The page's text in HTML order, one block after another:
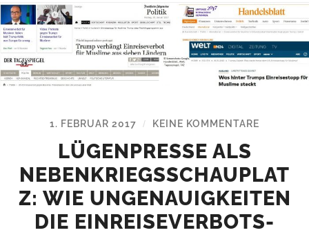
1. FEBRUAR 2017 / KEINE KOMMENTARE
LÜGENPRESSE ALS
NEBENKRIEGSSCHAUPLAT
Z: WIE UNGENAUIGKEITEN
DIE EINREISEVERBOTS-